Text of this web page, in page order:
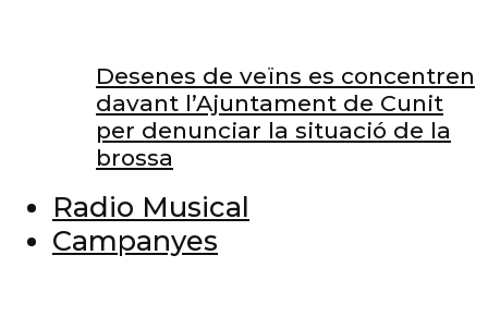
Desenes de veïns es concentren
davant l’Ajuntament de Cunit
per denunciar la situació de la
brossa
Radio Musical
Campanyes